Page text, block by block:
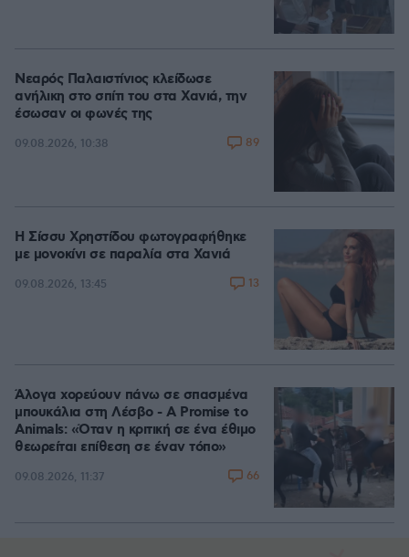
Νεαρός Παλαιστίνιος κλείδωσε
ανήλικη στο σπίτι του στα Χανιά, την
έσωσαν οι φωνές της
09.08.2026, 10:38 89
Η Σίσσυ Χρηστίδου φωτογραφήθηκε
με μονοκίνι σε παραλία στα Χανιά
09.08.2026, 13:45 13
Άλογα χορεύουν πάνω σε σπασμένα
μπουκάλια στη Λέσβο - A Promise to
Animals: «Όταν η κριτική σε ένα έθιμο
θεωρείται επίθεση σε έναν τόπο»
09.08.2026, 11:37 66